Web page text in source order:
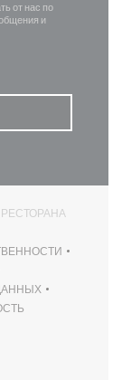
от нас по
и
РЕСТОРАНА
В НОВОМ ОКНЕ))
В НОВОМ ОКНЕ))
В НОВОМ ОКНЕ))
ОКНЕ)) В